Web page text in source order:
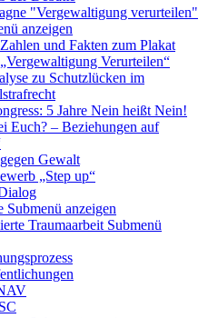
"Vergewaltigung verurteilen"
anzeigen
Zahlen und Fakten zum Plakat
„Vergewaltigung Verurteilen“
zu Schutzlücken im
5 Jahre Nein heißt Nein!
Euch? – Beziehungen auf
Gewalt
„Step up“
Submenü anzeigen
Traumaarbeit Submenü